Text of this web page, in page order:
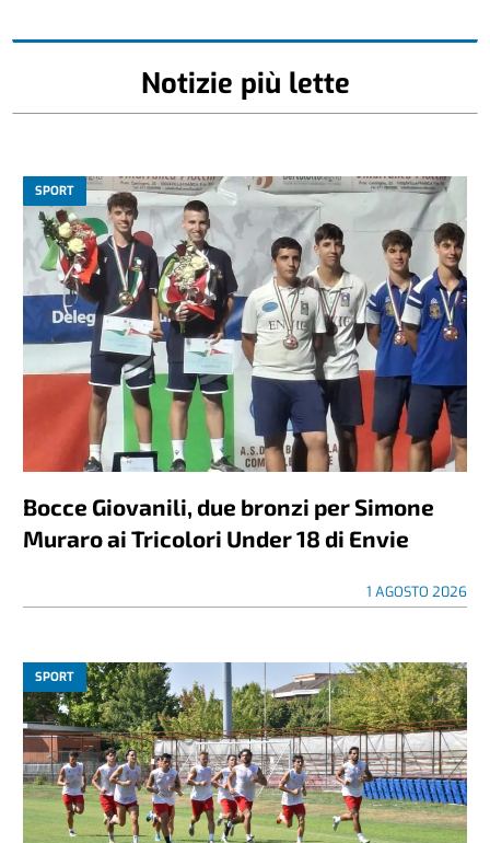
Notizie più lette
SPORT
Bocce Giovanili, due bronzi per Simone
Muraro ai Tricolori Under 18 di Envie
1 AGOSTO 2026
SPORT